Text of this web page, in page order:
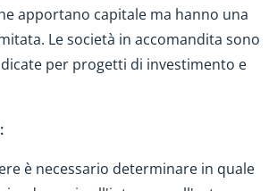
apportano capitale ma hanno una
Le società in accomandita sono
per progetti di investimento e
è necessario determinare in quale